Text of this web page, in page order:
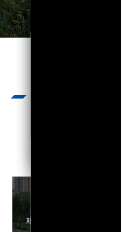
제품 판매 사업